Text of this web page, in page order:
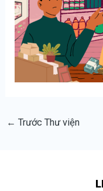
← Trước Thư viện